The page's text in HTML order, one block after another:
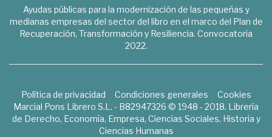
Ayudas públicas para la modernización de las pequeñas y
medianas empresas del sector del libro en el marco del Plan de
Recuperación, Transformación y Resiliencia. Convocatoria
2022.
Política de privacidad Condiciones generales
Cookies
Marcial Pons Librero S.L. - B82947326 © 1948 - 2018. Librería
de Derecho, Economía, Empresa, Ciencias Sociales, Historia y
Ciencias Humanas